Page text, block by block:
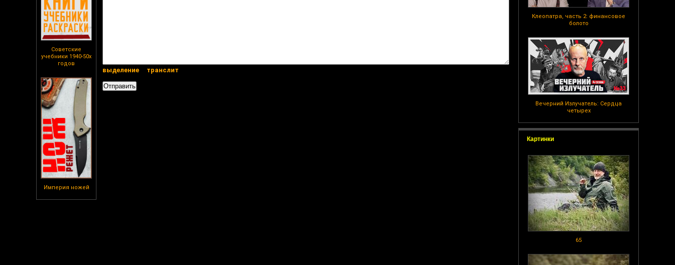
Советские
учебники 1940-50х
годов
Империя ножей
Клеопатра, часть 2: финансовое
болото
Вечерний Излучатель: Сердца
четырех
Картинки
65
выделение транслит